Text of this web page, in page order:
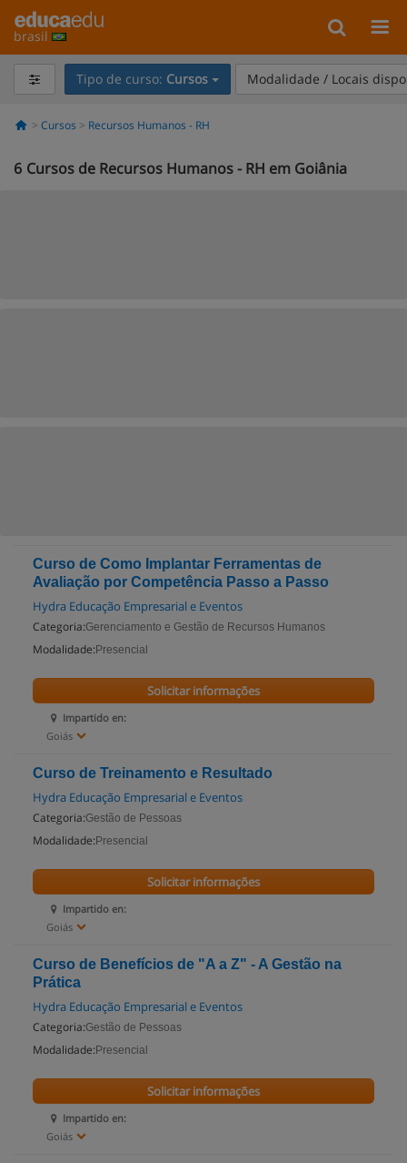
brasil
Tipo de curso: Cursos Modalidade / Locais
Cursos Recursos Humanos - RH
6 Cursos de Recursos Humanos - RH em Goiânia
Curso de Como Implantar Ferramentas de
Avaliação por Competência Passo a Passo
Hydra Educação Empresarial e Eventos
Categoria:Gerenciamento e Gestão de Recursos Humanos
Modalidade: Presencial
Impartido en:
Goiás
Solicitar informações
Curso de Treinamento e Resultado
Hydra Educação Empresarial e Eventos
Categoria:Gestão de Pessoas
Modalidade: Presencial
Impartido en:
Goiás
Solicitar informações
Curso de Benefícios de "A a Z" - A Gestão na
Prática
Hydra Educação Empresarial e Eventos
Categoria:Gestão de Pessoas
Modalidade: Presencial
Impartido en:
Goiás
Solicitar informações